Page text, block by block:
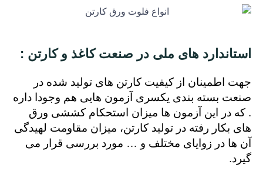
استاندارد های ملی در صنعت کاغذ و کارتن :
جهت اطمینان از کیفیت کارتن های تولید شده در
صنعت بسته بندی یکسری آزمون هایی هم وجودا داره
. که در این آزمون ها میزان استحکام کششی ورق
های بکار رفته در تولید کارتن، میزان مقاومت لهیدگی
آن ها در زوایای مختلف و … مورد بررسی قرار می
گیرد.